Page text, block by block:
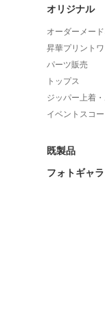
オリジナル
オーダーメー
昇華プリント
パーツ販売
トップス
ジッパー上着
イベントスコ
既製品
フォトギャ